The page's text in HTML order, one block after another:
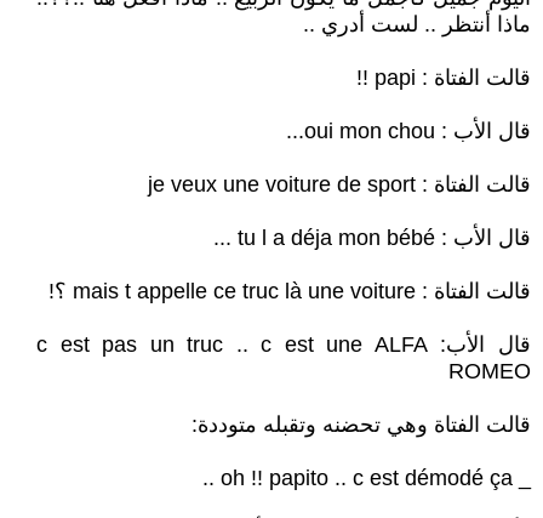
ماذا أنتظر .. لست أدري ..
قالت الفتاة : papi !!
قال الأب : oui mon chou...
قالت الفتاة : je veux une voiture de sport
قال الأب : tu l a déja mon bébé ...
قالت الفتاة : mais t appelle ce truc là une voiture ؟!
قال الأب: c est pas un truc .. c est une ALFA
ROMEO
قالت الفتاة وهي تحضنه وتقبله متوددة: